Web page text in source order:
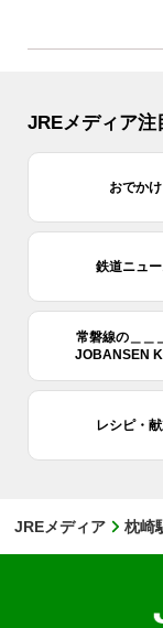
JREメディア注
おでかけ
鉄道ニュ
常磐線の＿＿
JOBANSEN
レシピ・
JREメディア 枕崎